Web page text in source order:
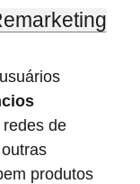
redes de
produtos